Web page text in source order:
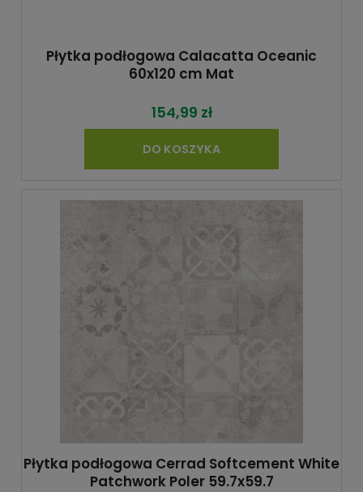
Płytka podłogowa Calacatta Oceanic
60x120 cm Mat
154,99 zł
DO KOSZYKA
Płytka podłogowa Cerrad Softcement White
Patchwork Poler 59.7x59.7